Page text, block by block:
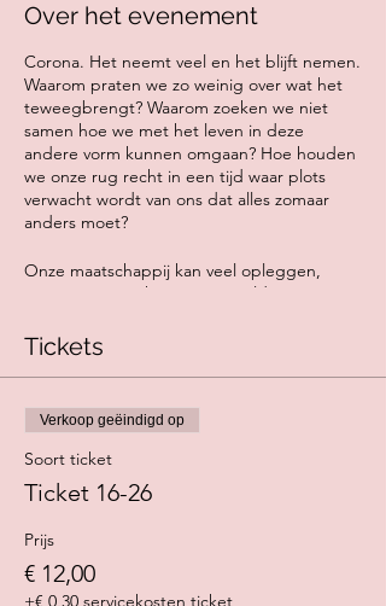
Over het evenement
Corona. Het neemt veel en het blijft nemen.
Waarom praten we zo weinig over wat het
teweegbrengt? Waarom zoeken we niet
samen hoe we met het leven in deze
andere vorm kunnen omgaan? Hoe houden
we onze rug recht in een tijd waar plots
verwacht wordt van ons dat alles zomaar
anders moet?
Onze maatschappij kan veel opleggen,
eisen en verwachten. De wereld waarin we
vrijheid er uit ziet. Wij die net gewoon zijn
om in veel vrijheid groot gebracht te
worden. We moeten ongezien inboeten op
onze reizen, ons feestenthousiasme, onze
leuke cafébabbels, onze hobby’s, onze
vrienden, onze familie… Hoe willen we
hoe houden we wat we belangrijk vinden in
Broeinest organiseert deze workshop voor
jongvolwassenen onder dertig jaar, gericht
Tickets
Verkoop geëindigd op
Soort ticket
Ticket 16-26
Prijs
€ 12,00
+€ 0,30 servicekosten ticket